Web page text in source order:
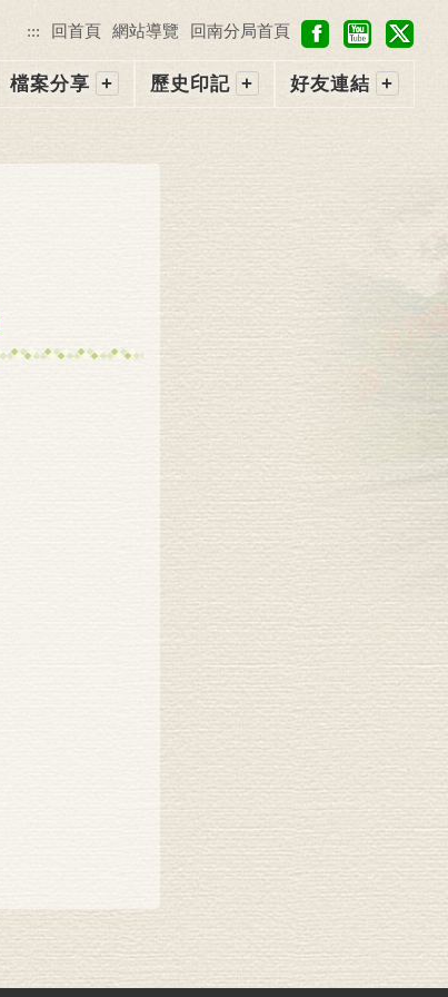
::: 回首頁 網站導覽 回南分局首頁
c
e
u
t
檔案分享 歷史印記
好友連結